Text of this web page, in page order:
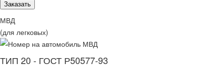
Заказать
МВД
(для легковых)
ТИП 20 - ГОСТ Р50577-93